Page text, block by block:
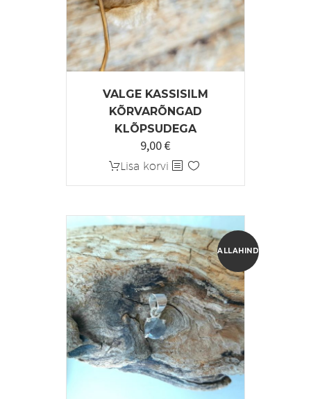
VALGE KASSISILM
KÕRVARÕNGAD
KLÕPSUDEGA
9,00€
Lisa korvi
ALLAHINDLUS!